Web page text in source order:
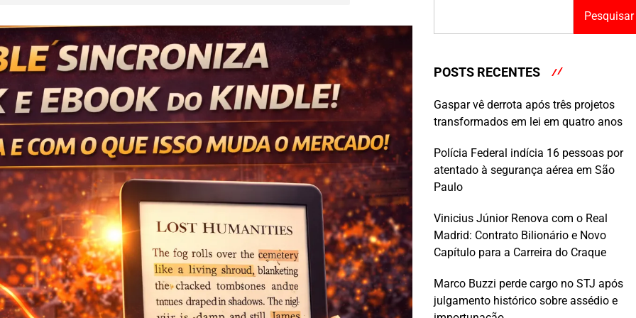
Pesquisar
POSTS RECENTES
Gaspar vê derrota após três projetos
transformados em lei em quatro anos
Polícia Federal indícia 16 pessoas por
atentado à segurança aérea em São
Paulo
Vinicius Júnior Renova com o Real
Madrid: Contrato Bilionário e Novo
Capítulo para a Carreira do Craque
Marco Buzzi perde cargo no STJ após
julgamento histórico sobre assédio e